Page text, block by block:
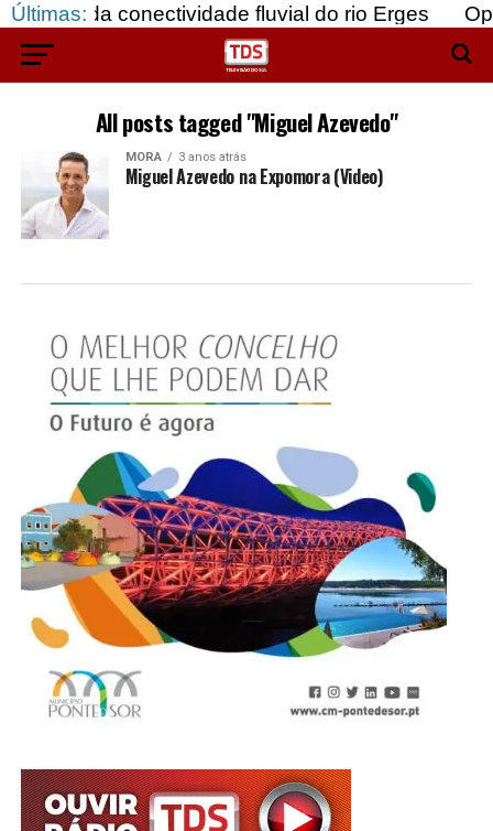
Últimas:
da conectividade fluvial do rio Erges
All posts tagged "Miguel Azevedo"
MORA 3 anos atrás
Miguel Azevedo na Expomora (Video)